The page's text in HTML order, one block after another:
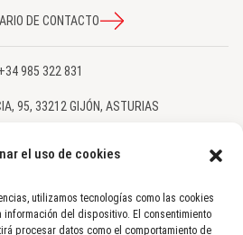
el uso de cookies
utilizamos tecnologías como las cookies
del dispositivo. El consentimiento
procesar datos como el comportamiento de
DE CONTACTO
+34 985 322 831
95, 33212 GIJÓN, ASTURIAS
NUESTRAS REDES SOCIALES